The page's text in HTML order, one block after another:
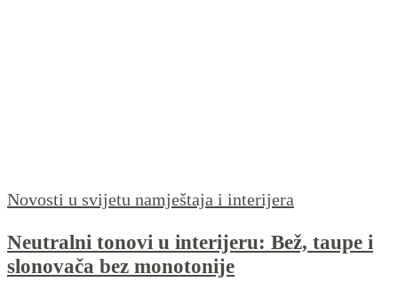
Novosti u svijetu namještaja i interijera
Neutralni tonovi u interijeru: Bež, taupe i
slonovača bez monotonije